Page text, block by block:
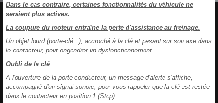
Dans le cas contraire, certaines fonctionnalités du véhicule ne
seraient plus actives.
La coupure du moteur entraîne la perte d'assistance au freinage.
Un objet lourd (porte-clé...), accroché à la clé et pesant sur son axe dans
le contacteur, peut engendrer un dysfonctionnement.
Oubli de la clé
A l'ouverture de la porte conducteur, un message d'alerte s'affiche,
accompagné d'un signal sonore, pour vous rappeler que la clé est restée
dans le contacteur en position 1 (Stop) .